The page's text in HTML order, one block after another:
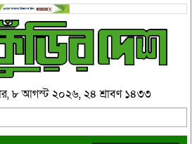
৮ আগস্ট ২০২৬, ২৪ শ্রাবণ ১৪৩৩